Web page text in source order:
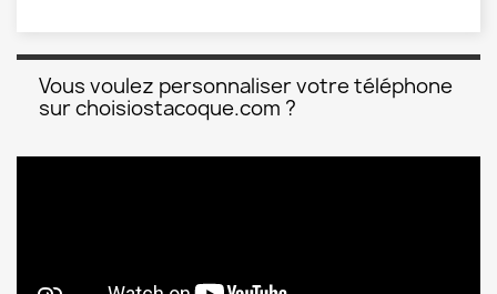
Vous voulez personnaliser votre téléphone
sur choisiostacoque.com ?